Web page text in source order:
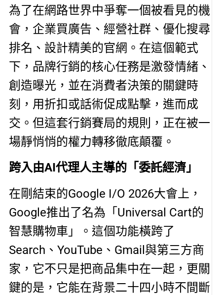
為了在網路世界中爭奪一個被看見的機
會，企業買廣告、經營社群、優化搜尋
排名、設計精美的官網。在這個範式
下，品牌行銷的核心任務是激發情緒、
創造曝光，並在消費者決策的關鍵時
刻，用折扣或話術促成點擊，進而成
交。但這套行銷賽局的規則，正在被一
場靜悄悄的權力轉移徹底顛覆。
跨入由AI代理人主導的「委託經濟」
在剛結束的Google I/O 2026大會上，
Google推出了名為「Universal Cart的
智慧購物車」。這個功能橫跨了
Search、YouTube、Gmail與第三方商
家，它不只是把商品集中在一起，更關
鍵的是，它能在背景二十四小時不間斷